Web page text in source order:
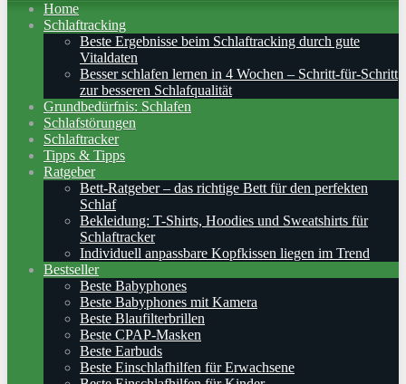
Home
Schlaftracking
Beste Ergebnisse beim Schlaftracking durch gute
Vitaldaten
Besser schlafen lernen in 4 Wochen – Schritt‑für‑Schritt
zur besseren Schlafqualität
Grundbedürfnis: Schlafen
Schlafstörungen
Schlaftracker
Tipps & Tipps
Ratgeber
Bett-Ratgeber – das richtige Bett für den perfekten
Schlaf
Bekleidung: T-Shirts, Hoodies und Sweatshirts für
Schlaftracker
Individuell anpassbare Kopfkissen liegen im Trend
Bestseller
Beste Babyphones
Beste Babyphones mit Kamera
Beste Blaufilterbrillen
Beste CPAP-Masken
Beste Earbuds
Beste Einschlafhilfen für Erwachsene